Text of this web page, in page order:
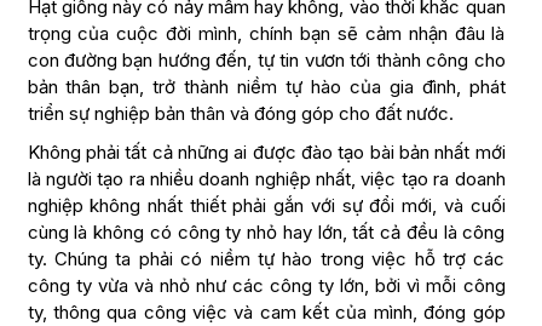
Hạt giống này có nảy mầm hay không, vào thời khắc quan
trọng của cuộc đời mình, chính bạn sẽ cảm nhận đâu là
con đường bạn hướng đến, tự tin vươn tới thành công cho
bản thân bạn, trở thành niềm tự hào của gia đình, phát
triển sự nghiệp bản thân và đóng góp cho đất nước.
Không phải tất cả những ai được đào tạo bài bản nhất mới
là người tạo ra nhiều doanh nghiệp nhất, việc tạo ra doanh
nghiệp không nhất thiết phải gắn với sự đổi mới, và cuối
cùng là không có công ty nhỏ hay lớn, tất cả đều là công
ty. Chúng ta phải có niềm tự hào trong việc hỗ trợ các
công ty vừa và nhỏ như các công ty lớn, bởi vì mỗi công
ty, thông qua công việc và cam kết của mình, đóng góp